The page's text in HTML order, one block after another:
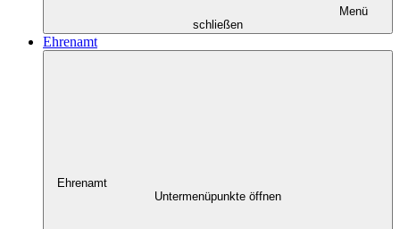
Menü
schließen
Ehrenamt
Ehrenamt
Untermenüpunkte öffnen